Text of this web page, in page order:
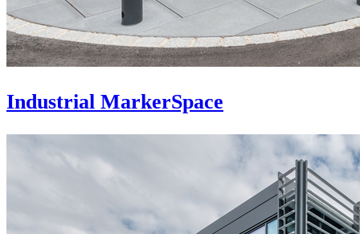
Industrial MarkerSpace